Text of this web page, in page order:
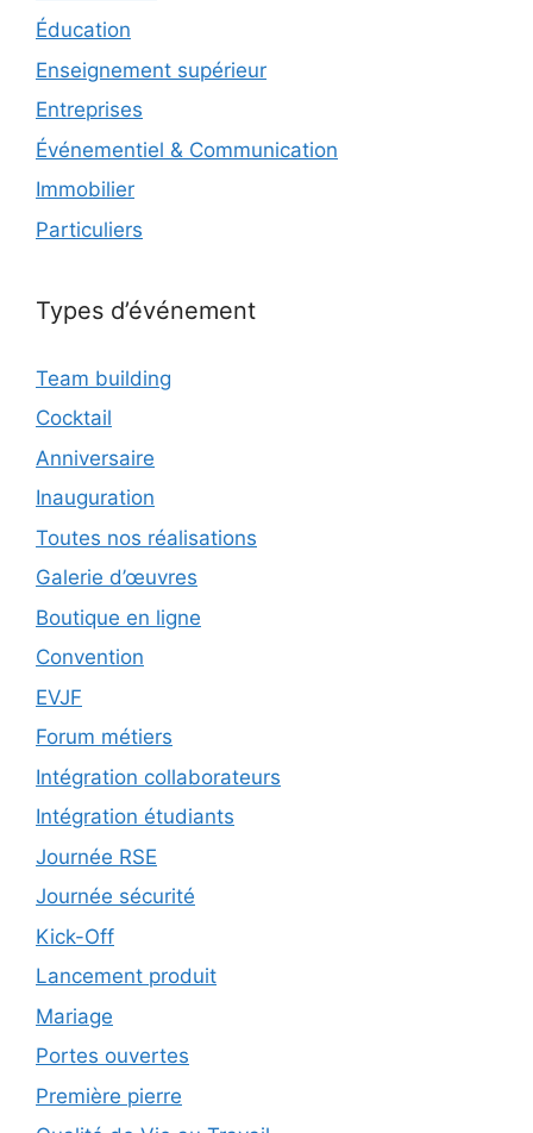
Éducation
Enseignement supérieur
Entreprises
Événementiel & Communication
Immobilier
Particuliers
Types d’événement
Team building
Cocktail
Anniversaire
Inauguration
Toutes nos réalisations
Galerie d’œuvres
Boutique en ligne
Convention
EVJF
Forum métiers
Intégration collaborateurs
Intégration étudiants
Journée RSE
Journée sécurité
Kick-Off
Lancement produit
Mariage
Portes ouvertes
Première pierre